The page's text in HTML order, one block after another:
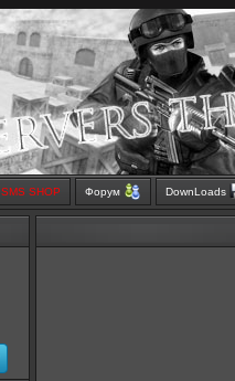
SMS SHOP Форум DownLoads